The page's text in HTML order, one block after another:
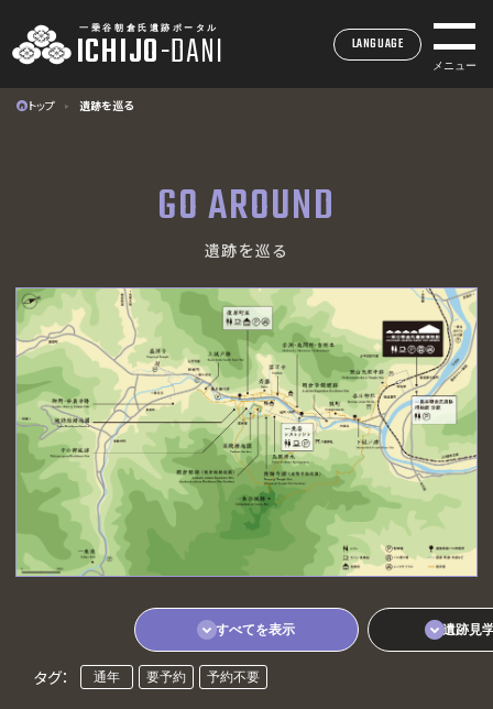
一乗谷朝倉氏遺跡ポータル
ICHIJO-DANI LANGUAGE
メニュー
MUSEUM 一乗谷朝倉氏遺跡博物館
SITE 一乗谷朝倉氏遺跡
ACCESS アクセス
EVENTS イベント・展示情報
GO AROUND 遺跡を巡る
RESERVATION 予約・各種申込
INFORMATION
GALLERY 一乗谷百景
トップ 遺跡を巡る
GO AROUND
遺跡を巡る
すべてを表示 遺跡見
タグ： 通年 要予約 予約不要